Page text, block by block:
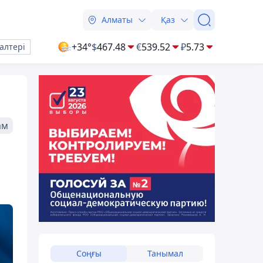
Алматы Қаз
+34°$467.48 €539.52 ₽5.73
Соңғы Танымал